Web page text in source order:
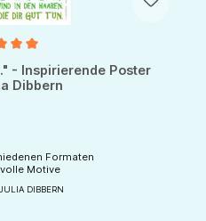
- Inspirierende Poster
Dibbern
Formaten
Motive
JULIA DIBBERN